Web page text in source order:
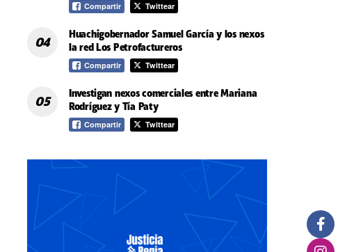
Compartir Twittear
Huachigobernador Samuel García y los nexos
la red Los Petrofactureros
Compartir Twittear
Investigan nexos comerciales entre Mariana
Rodríguez y Tía Paty
Compartir Twittear